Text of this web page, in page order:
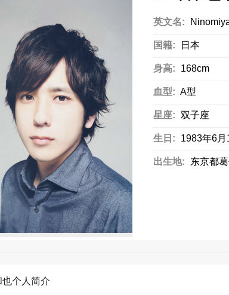
英文名:
国籍: 日本
身高: 168cm
血型: A型
星座: 双子座
生日: 1983年6月
出生地: 东京都
也个人简介